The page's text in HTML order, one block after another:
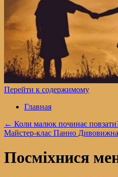
Перейти к содержимому
Главная
← Коли малюк починає
Майстер-клас Панно Дивовижна
Посміхнися